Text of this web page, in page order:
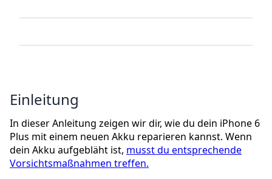
Einleitung
In dieser Anleitung zeigen wir dir, wie du dein iPhone 6
Plus mit einem neuen Akku reparieren kannst. Wenn
dein Akku aufgebläht ist, musst du entsprechende
Vorsichtsmaßnahmen treffen.